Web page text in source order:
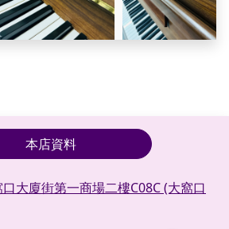
本店資料
大廈街第一商場二樓C08C (大窩口